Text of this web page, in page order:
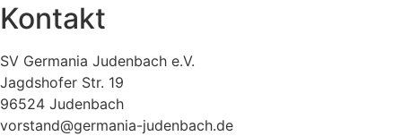
Kontakt
SV Germania Judenbach e.V.
Jagdshofer Str. 19
96524 Judenbach
vorstand@germania-judenbach.de